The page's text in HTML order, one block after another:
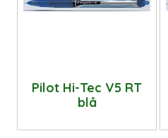
Pilot Hi-Tec V5 RT
blå